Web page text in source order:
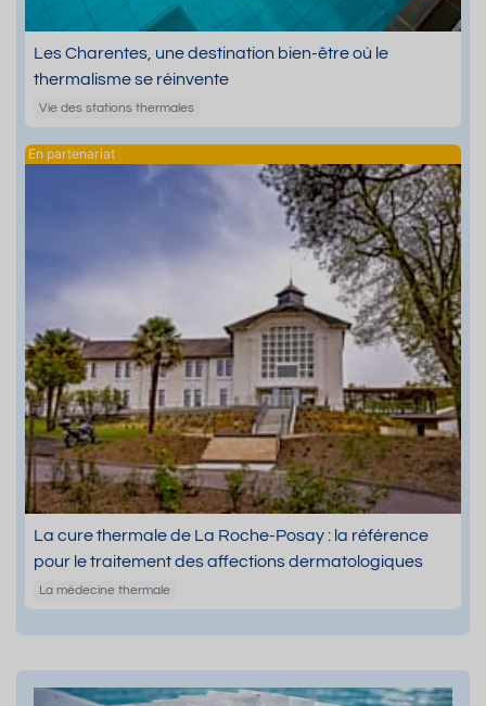
Les Charentes, une destination bien-être où le
thermalisme se réinvente
Vie des stations thermales
La cure thermale de La Roche-Posay : la référence
pour le traitement des affections dermatologiques
La médecine thermale